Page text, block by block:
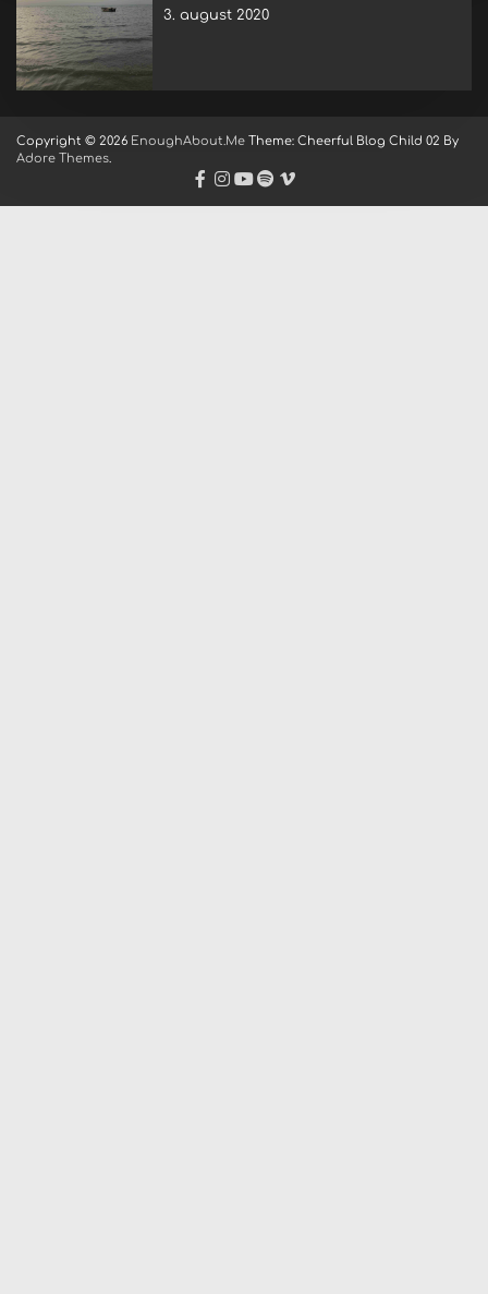
3. august 2020
Copyright © 2026 EnoughAbout.Me Theme: Cheerful Blog Child 02 By
Adore Themes.
facebook
instagram
youtube
spotify
vimeo